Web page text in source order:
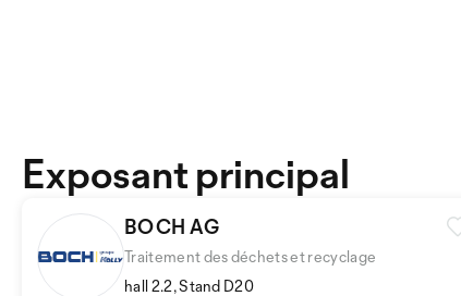
BOCH AG
Traitement des déchets et recyclage
hall 2.2, Stand D20
Exposant principal